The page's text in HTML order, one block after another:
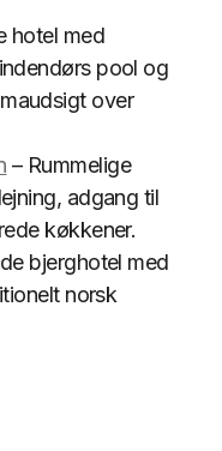
hotel med
pool og
over
– Rummelige
adgang til
køkkener.
bjerghotel med
norsk